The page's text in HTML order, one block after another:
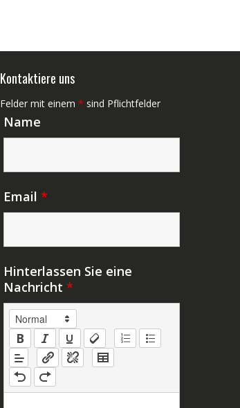
Kontaktiere uns
Felder mit einem * sind Pflichtfelder
Name
Email *
Hinterlassen Sie eine
Nachricht *